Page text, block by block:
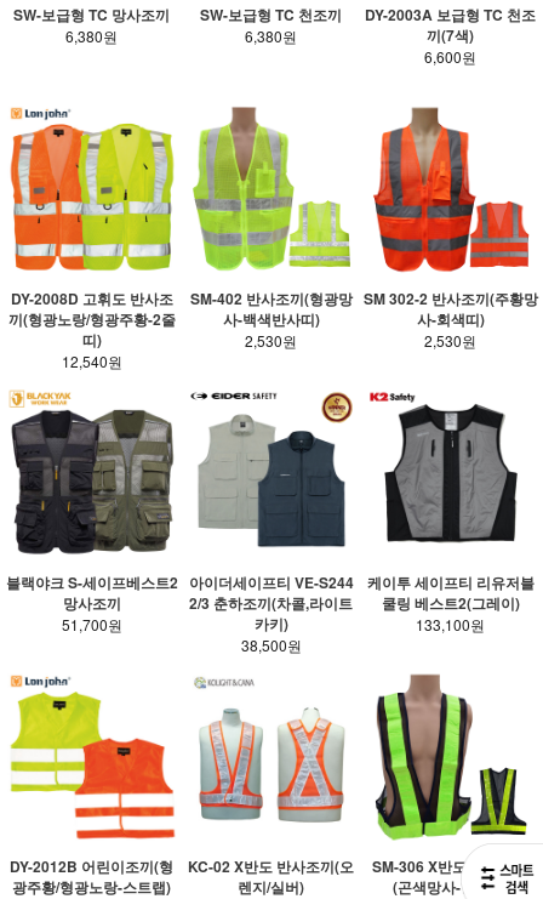
SW-보급형 TC 망사조끼
6,380원
SW-보급형 TC 천조끼
6,380원
DY-2003A 보급형 TC 천조
끼(7색)
6,600원
DY-2008D 고휘도 반사조
끼(형광노랑/형광주황-2줄
띠)
12,540원
SM-402 반사조끼(형광망
사-백색반사띠)
2,530원
SM 302-2 반사조끼(주황망
사-회색띠)
2,530원
블랙야크 S-세이프베스트2
망사조끼
51,700원
아이더세이프티 VE-S244
2/3 춘하조끼(차콜,라이트
카키)
38,500원
케이투 세이프티 리유저블
쿨링 베스트2(그레이)
133,100원
DY-2012B 어린이조끼(형
광주황/형광노랑-스트랩)
KC-02 X반도 반사조끼(오
렌지/실버)
SM-306 X반도 반사조끼
(곤색망사-형광띠)